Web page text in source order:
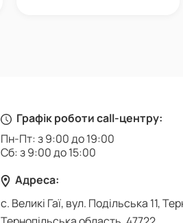
Графік роботи call-центру:
Пн-Пт: з 9:00 до 19:00
Сб: з 9:00 до 15:00
Адреса:
с. Великі Гаї, вул. Подільська 11,